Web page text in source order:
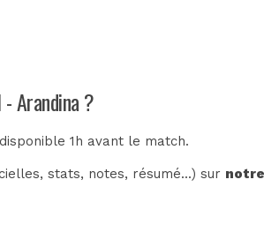
Arandina ?
1h avant le match.
stats, notes, résumé...) sur